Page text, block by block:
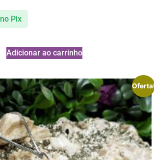
no Pix
Adicionar ao carrinho